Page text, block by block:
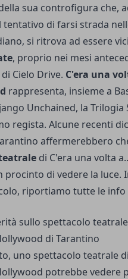
sua controfigura che,
tentativo di farsi strada
si ritrova ad essere
, proprio nei mesi
Cielo Drive. C'era una
rappresenta, insieme a
Unchained, la Trilogia
regista. Alcune recenti
affermerebbero
di C'era una volta
procinto di vedere la luce.
riportiamo tutte le info
sullo spettacolo
di Tarantino
uno spettacolo teatrale
potrebbe vedere